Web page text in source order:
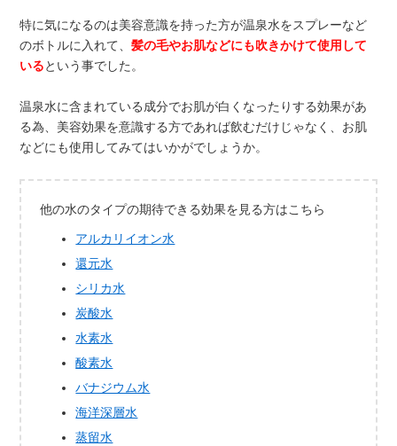
特に気になるのは美容意識を持った方が温泉水をスプレーなど
のボトルに入れて、髪の毛やお肌などにも吹きかけて使用して
いるという事でした。
温泉水に含まれている成分でお肌が白くなったりする効果があ
る為、美容効果を意識する方であれば飲むだけじゃなく、お肌
などにも使用してみてはいかがでしょうか。
他の水のタイプの期待できる効果を見る方はこちら
アルカリイオン水
還元水
シリカ水
炭酸水
水素水
酸素水
バナジウム水
海洋深層水
蒸留水